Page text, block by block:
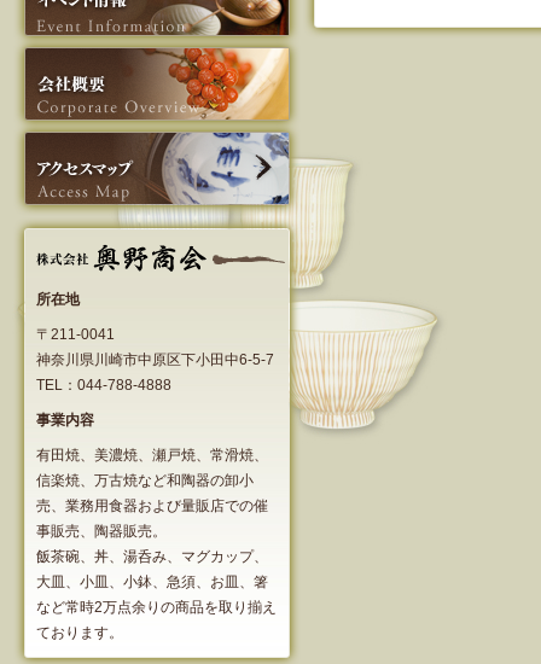
所在地
〒211-0041
神奈川県川崎市中原区下小田中6-5-7
TEL：044-788-4888
事業内容
有田焼、美濃焼、瀬戸焼、常滑焼、
信楽焼、万古焼など和陶器の卸小
売、業務用食器および量販店での催
事販売、陶器販売。
飯茶碗、丼、湯呑み、マグカップ、
大皿、小皿、小鉢、急須、お皿、箸
など常時2万点余りの商品を取り揃え
ております。